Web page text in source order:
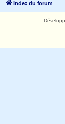
Index du forum